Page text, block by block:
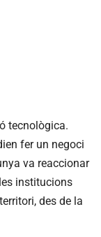
tecnològica.
fer un negoci
va reaccionar
institucions
des de la